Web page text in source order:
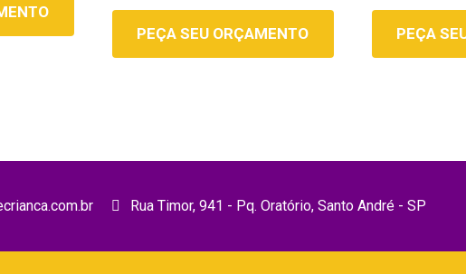
PEÇA SEU ORÇAMENTO PEÇA
Rua Timor, 941 - Pq. Oratório, Santo André - SP